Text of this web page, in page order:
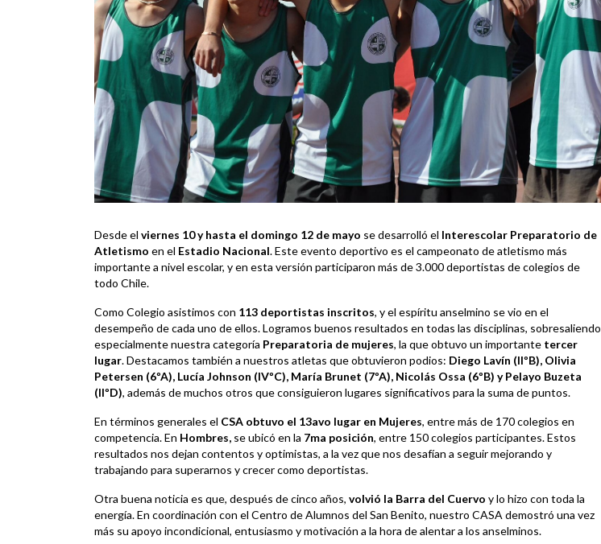
Desde el viernes 10 y hasta el domingo 12 de mayo se desarrolló el Interescolar Preparatorio de
Atletismo en el Estadio Nacional. Este evento deportivo es el campeonato de atletismo más
importante a nivel escolar, y en esta versión participaron más de 3.000 deportistas de colegios de
todo Chile.
Como Colegio asistimos con 113 deportistas inscritos, y el espíritu anselmino se vio en el
desempeño de cada uno de ellos. Logramos buenos resultados en todas las disciplinas, sobresaliendo
especialmente nuestra categoría Preparatoria de mujeres, la que obtuvo un importante tercer
lugar. Destacamos también a nuestros atletas que obtuvieron podios: Diego Lavín (IIºB), Olivia
Petersen (6ºA), Lucía Johnson (IVºC), María Brunet (7ºA), Nicolás Ossa (6ºB) y Pelayo Buzeta
(IIºD), además de muchos otros que consiguieron lugares significativos para la suma de puntos.
En términos generales el CSA obtuvo el 13avo lugar en Mujeres, entre más de 170 colegios en
competencia. En Hombres, se ubicó en la 7ma posición, entre 150 colegios participantes. Estos
resultados nos dejan contentos y optimistas, a la vez que nos desafían a seguir mejorando y
trabajando para superarnos y crecer como deportistas.
Otra buena noticia es que, después de cinco años, volvió la Barra del Cuervo y lo hizo con toda la
energía. En coordinación con el Centro de Alumnos del San Benito, nuestro CASA demostró una vez
más su apoyo incondicional, entusiasmo y motivación a la hora de alentar a los anselminos.